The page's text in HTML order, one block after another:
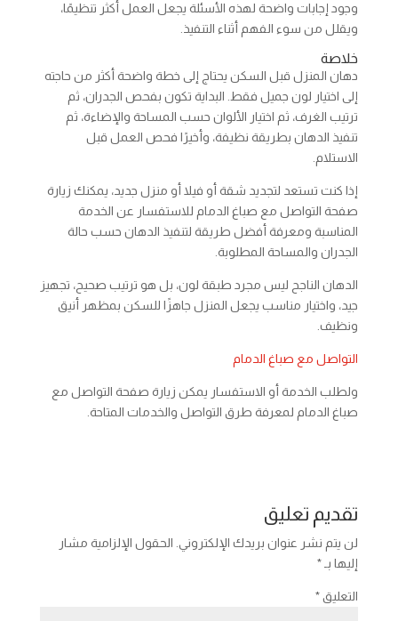
وجود إجابات واضحة لهذه الأسئلة يجعل العمل أكثر تنظيمًا،
ويقلل من سوء الفهم أثناء التنفيذ.
خلاصة
دهان المنزل قبل السكن يحتاج إلى خطة واضحة أكثر من حاجته
إلى اختيار لون جميل فقط. البداية تكون بفحص الجدران، ثم
ترتيب الغرف، ثم اختيار الألوان حسب المساحة والإضاءة، ثم
تنفيذ الدهان بطريقة نظيفة، وأخيرًا فحص العمل قبل
الاستلام.
إذا كنت تستعد لتجديد شقة أو فيلا أو منزل جديد، يمكنك زيارة
صفحة التواصل مع صباغ الدمام للاستفسار عن الخدمة
المناسبة ومعرفة أفضل طريقة لتنفيذ الدهان حسب حالة
الجدران والمساحة المطلوبة.
الدهان الناجح ليس مجرد طبقة لون، بل هو ترتيب صحيح، تجهيز
جيد، واختيار مناسب يجعل المنزل جاهزًا للسكن بمظهر أنيق
ونظيف.
التواصل مع صباغ الدمام
ولطلب الخدمة أو الاستفسار يمكن زيارة صفحة التواصل مع
صباغ الدمام لمعرفة طرق التواصل والخدمات المتاحة.
تقديم تعليق
لن يتم نشر عنوان بريدك الإلكتروني. الحقول الإلزامية مشار
إليها بـ *
التعليق*